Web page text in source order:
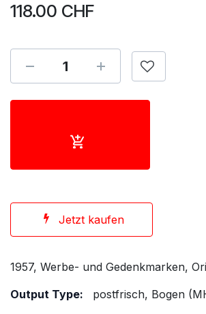
118.00 CHF
Jetzt kaufen
1957, Werbe- und Gedenkmarken,
Output Type:
postfrisch, Bogen